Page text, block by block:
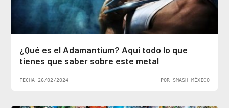
¿Qué es el Adamantium? Aquí todo lo que
tienes que saber sobre este metal
FECHA 26/02/2024 POR SMASH MÉXICO